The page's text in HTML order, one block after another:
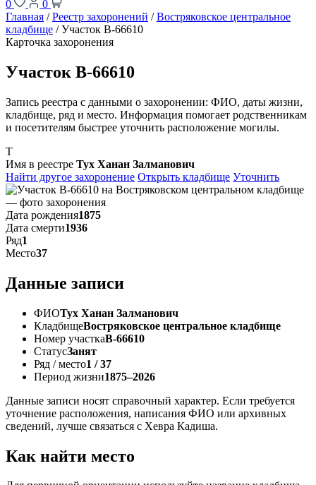
0
0
Главная / Реестр захоронений / Востряковское центральное
кладбище / Участок В-66610
Карточка захоронения
Участок В-66610
Запись реестра с данными о захоронении: ФИО, даты жизни,
кладбище, ряд и место. Информация помогает родственникам
и посетителям быстрее уточнить расположение могилы.
Т
Имя в реестре Тух Ханан Залманович
Найти другое захоронение Открыть кладбище Уточнить
Дата рождения1875
Дата смерти1936
Ряд1
Место37
Данные записи
ФИОТух Ханан Залманович
КладбищеВостряковское центральное кладбище
Номер участкаВ-66610
СтатусЗанят
Ряд / место1 / 37
Период жизни1875–2026
Данные записи носят справочный характер. Если требуется
уточнение расположения, написания ФИО или архивных
сведений, лучше связаться с Хевра Кадиша.
Как найти место